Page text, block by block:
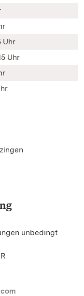
Uhr
Uhr
unbedingt